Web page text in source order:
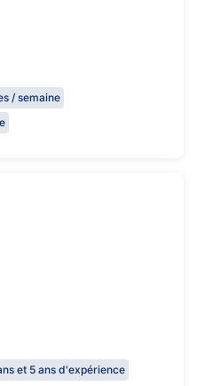
/ semaine
et 5 ans d'expérience